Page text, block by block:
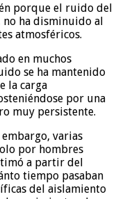
porque el ruido del
ha disminuido al
atmosféricos.
en muchos
se ha mantenido
la carga
por una
muy persistente.
varias
por hombres
a partir del
tiempo pasaban
del aislamiento